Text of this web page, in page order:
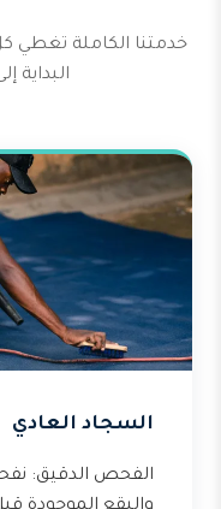
خدمتنا الكاملة تغطي
البداية
السجاد العادي
الفحص الدقيق: